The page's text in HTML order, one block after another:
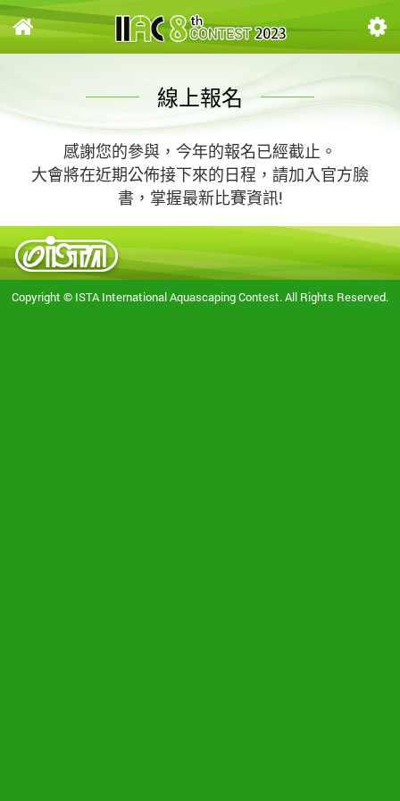
線上報名
感謝您的參與，今年的報名已經截止。
大會將在近期公佈接下來的日程，請加入官方臉
書，掌握最新比賽資訊!
Copyright © ISTA International Aquascaping Contest. All Rights Reserved.